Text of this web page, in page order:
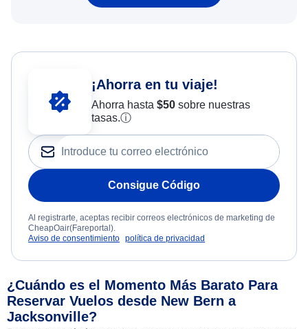
¡Ahorra en tu viaje!
Ahorra hasta $50sobre nuestras
tasas.ⓘ
Consigue Código
Al registrarte, aceptas recibir correos electrónicos de marketing de
CheapOair(Fareportal).
Aviso de consentimiento política de privacidad
¿Cuándo es el Momento Más Barato Para
Reservar Vuelos desde New Bern a
Jacksonville?